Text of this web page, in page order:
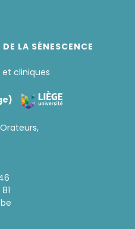
LA SÉNESCENCE
cliniques